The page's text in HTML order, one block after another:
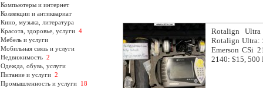
Компьютеры и интернет
Коллекции и антиквариат
Кино, музыка, литература
Красота, здоровье, услуги 4
Мебель и услуги
Мобильная связь и услуги
Недвижимость 2
Одежда, обувь, услуги
Питание и услуги 2
Промышленность и услуги 18
Rotalign
Rotalign Ultra:
Emerson CSi
2140: $15, 500